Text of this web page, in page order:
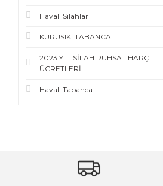
Havalı Silahlar
KURUSIKI TABANCA
2023 YILI SİLAH RUHSAT HARÇ
ÜCRETLERİ
Havalı Tabanca